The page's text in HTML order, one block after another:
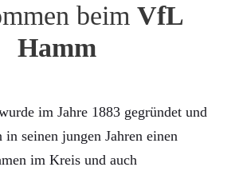
beim VfL
Hamm
im Jahre 1883 gegründet und
in seinen jungen Jahren einen
im Kreis und auch